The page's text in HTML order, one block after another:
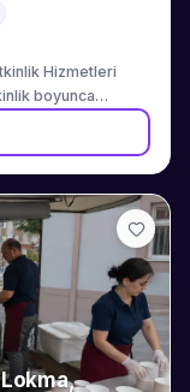
Hizmetleri
boyunca